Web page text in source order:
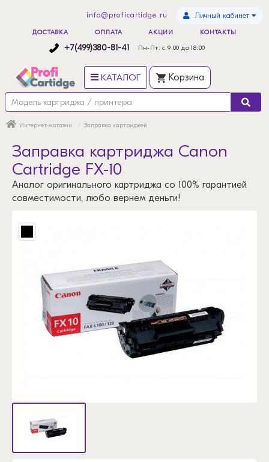
info@proficartidge.ru Личный кабинет
ДОСТАВКА ОПЛАТА АКЦИИ КОНТАКТЫ
+7(499)380-81-41 Пн-Пт: с 9:00 до 18:00
КАТАЛОГ Корзина
Интернет-магазин Заправка картриджей
Заправка картриджа Canon
Cartridge FX-10
Аналог оригинального картриджа со 100% гарантией
совместимости, любо вернем деньги!